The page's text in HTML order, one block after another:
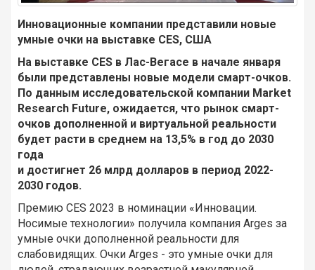
Инновационные компании представили новые
умные очки на выставке CES, США
На выставке CES в Лас-Вегасе в начале января
были представлены новые модели смарт-очков.
По данным исследовательской компании Market
Research Future, ожидается, что рынок смарт-
очков дополненной и виртуальной реальности
будет расти в среднем на 13,5% в год до 2030
года
и достигнет 26 млрд долларов в период 2022-
2030 годов.
Премию CES 2023 в номинации «Инновации.
Носимые технологии» получила компания Arges за
умные очки дополненной реальности для
слабовидящих. Очки Arges - это умные очки для